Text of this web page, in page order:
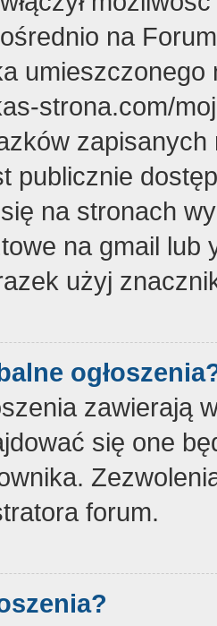
na
strona.com/
publicznie
na stronach
na gmail lub
użyj
zawierają
się one
forum.